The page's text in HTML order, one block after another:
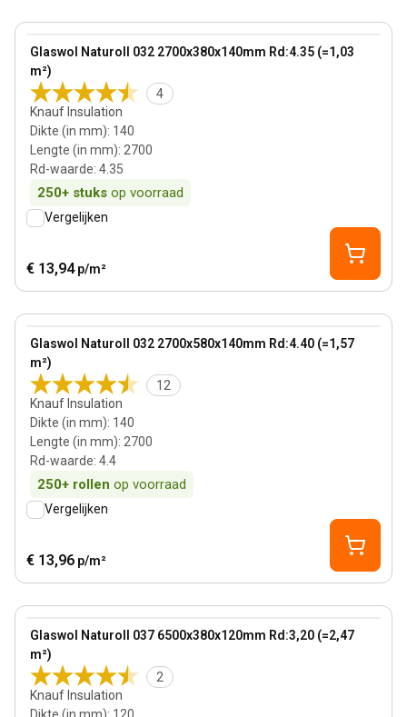
Glaswol Naturoll 032 2700x380x140mm Rd:4.35 (=1,03
m²)
4
Knauf Insulation
Dikte (in mm): 140
Lengte (in mm): 2700
Rd-waarde: 4.35
250+ stuks op voorraad
View product
Vergelijken
€ 13,94 p/m²
Glaswol Naturoll 032 2700x580x140mm Rd:4.40 (=1,57
m²)
12
Knauf Insulation
Dikte (in mm): 140
Lengte (in mm): 2700
Rd-waarde: 4.4
250+ rollen op voorraad
View product
Vergelijken
€ 13,96 p/m²
Glaswol Naturoll 037 6500x380x120mm Rd:3,20 (=2,47
m²)
2
Knauf Insulation
View product